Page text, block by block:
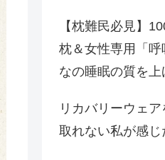
【枕難民必見】
枕＆女性専用「
なの睡眠の質を
リカバリーウェ
取れない私が感